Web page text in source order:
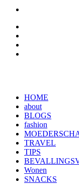
HOME
about
BLOGS
fashion
TRAVEL
TIPS
Wonen
SNACKS